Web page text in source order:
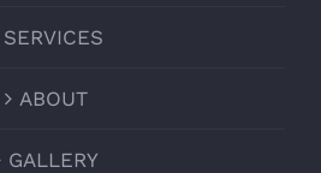
SERVICES
ABOUT
GALLERY